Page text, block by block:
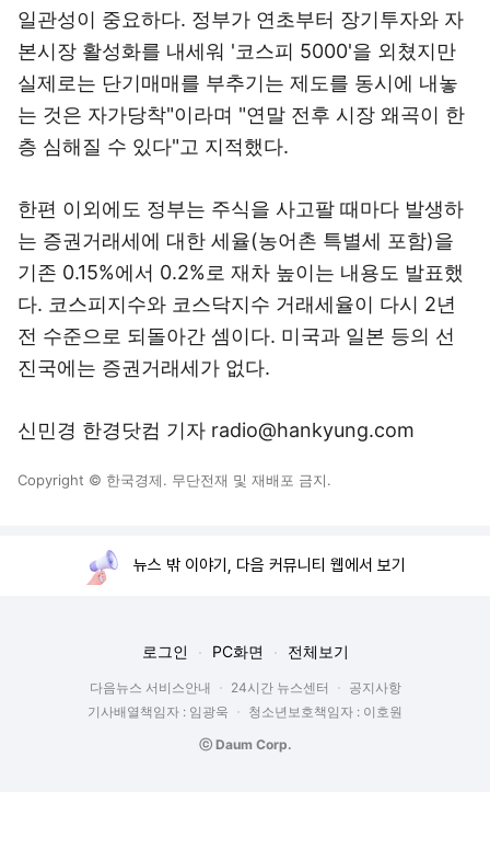
일관성이 중요하다. 정부가 연초부터 장기투자와 자
본시장 활성화를 내세워 '코스피 5000'을 외쳤지만
실제로는 단기매매를 부추기는 제도를 동시에 내놓
는 것은 자가당착"이라며 "연말 전후 시장 왜곡이 한
층 심해질 수 있다"고 지적했다.
한편 이외에도 정부는 주식을 사고팔 때마다 발생하
는 증권거래세에 대한 세율(농어촌 특별세 포함)을
기존 0.15%에서 0.2%로 재차 높이는 내용도 발표했
다. 코스피지수와 코스닥지수 거래세율이 다시 2년
전 수준으로 되돌아간 셈이다. 미국과 일본 등의 선
진국에는 증권거래세가 없다.
신민경 한경닷컴 기자 radio@hankyung.com
Copyright © 한국경제. 무단전재 및 재배포 금지.
뉴스 밖 이야기, 다음 커뮤니티 웹에서 보기
로그인 PC화면 전체보기
다음뉴스 서비스안내 24시간 뉴스센터
공지사항
기사배열책임자 : 임광욱
청소년보호책임자 : 이호원
ⓒ Daum Corp.